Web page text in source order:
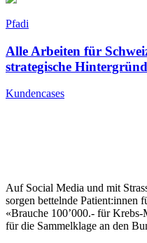
Pfadi
Alle Arbeiten für
strategische
Kundencases
Auf Social Media und mit
sorgen bettelnde Patient:innen
«Brauche 100’000.- für
für die Sammelklage an den